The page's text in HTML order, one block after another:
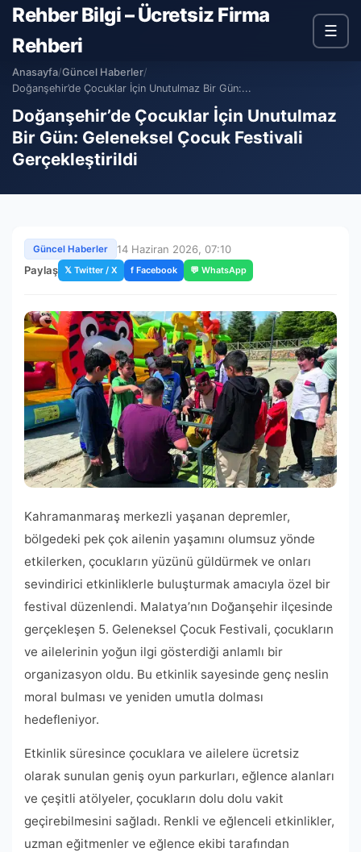
Rehber Bilgi – Ücretsiz Firma
Rehberi
☰
Anasayfa/Güncel Haberler/
Doğanşehir’de Çocuklar İçin Unutulmaz Bir Gün:...
Doğanşehir’de Çocuklar İçin Unutulmaz
Bir Gün: Geleneksel Çocuk Festivali
Gerçekleştirildi
Güncel Haberler
14 Haziran 2026, 07:10
Paylaş 𝕏 Twitter / X f Facebook 💬 WhatsApp
Kahramanmaraş merkezli yaşanan depremler,
bölgedeki pek çok ailenin yaşamını olumsuz yönde
etkilerken, çocukların yüzünü güldürmek ve onları
sevindirici etkinliklerle buluşturmak amacıyla özel bir
festival düzenlendi. Malatya’nın Doğanşehir ilçesinde
gerçekleşen 5. Geleneksel Çocuk Festivali, çocukların
ve ailelerinin yoğun ilgi gösterdiği anlamlı bir
organizasyon oldu. Bu etkinlik sayesinde genç neslin
moral bulması ve yeniden umutla dolması
hedefleniyor.
Etkinlik süresince çocuklara ve ailelere ücretsiz
olarak sunulan geniş oyun parkurları, eğlence alanları
ve çeşitli atölyeler, çocukların dolu dolu vakit
geçirebilmesini sağladı. Renkli ve eğlenceli etkinlikler,
uzman eğitmenler ve eğlence ekibi tarafından